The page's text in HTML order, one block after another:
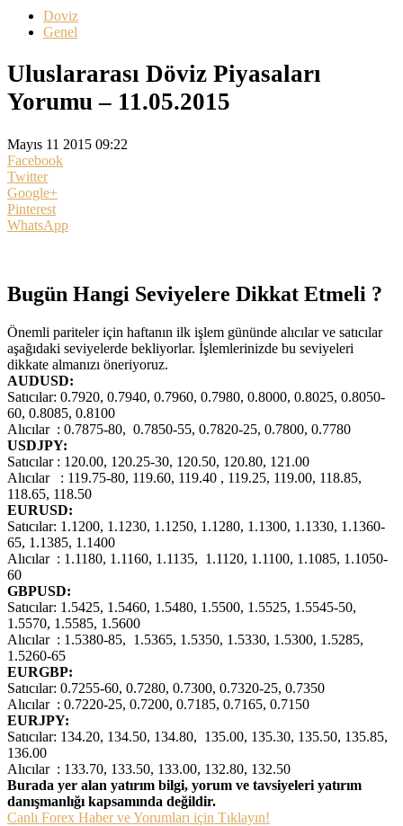
Doviz
Genel
Uluslararası Döviz Piyasaları
Yorumu – 11.05.2015
Mayıs 11 2015 09:22
Facebook
Twitter
Google+
Pinterest
WhatsApp
Bugün Hangi Seviyelere Dikkat Etmeli ?
Önemli pariteler için haftanın ilk işlem gününde alıcılar ve satıcılar
aşağıdaki seviyelerde bekliyorlar. İşlemlerinizde bu seviyeleri
dikkate almanızı öneriyoruz.
AUDUSD:
Satıcılar: 0.7920, 0.7940, 0.7960, 0.7980, 0.8000, 0.8025, 0.8050-
60, 0.8085, 0.8100
Alıcılar : 0.7875-80, 0.7850-55, 0.7820-25, 0.7800, 0.7780
USDJPY:
Satıcılar : 120.00, 120.25-30, 120.50, 120.80, 121.00
Alıcılar : 119.75-80, 119.60, 119.40 , 119.25, 119.00, 118.85,
118.65, 118.50
EURUSD:
Satıcılar: 1.1200, 1.1230, 1.1250, 1.1280, 1.1300, 1.1330, 1.1360-
65, 1.1385, 1.1400
Alıcılar : 1.1180, 1.1160, 1.1135, 1.1120, 1.1100, 1.1085, 1.1050-
60
GBPUSD:
Satıcılar: 1.5425, 1.5460, 1.5480, 1.5500, 1.5525, 1.5545-50,
1.5570, 1.5585, 1.5600
Alıcılar : 1.5380-85, 1.5365, 1.5350, 1.5330, 1.5300, 1.5285,
1.5260-65
EURGBP:
Satıcılar: 0.7255-60, 0.7280, 0.7300, 0.7320-25, 0.7350
Alıcılar : 0.7220-25, 0.7200, 0.7185, 0.7165, 0.7150
EURJPY:
Satıcılar: 134.20, 134.50, 134.80, 135.00, 135.30, 135.50, 135.85,
136.00
Alıcılar : 133.70, 133.50, 133.00, 132.80, 132.50
Burada yer alan yatırım bilgi, yorum ve tavsiyeleri yatırım
danışmanlığı kapsamında değildir.
Canlı Forex Haber ve Yorumları için Tıklayın!